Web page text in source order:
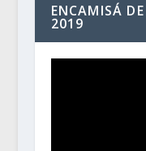
ENCAMISÁ
2019